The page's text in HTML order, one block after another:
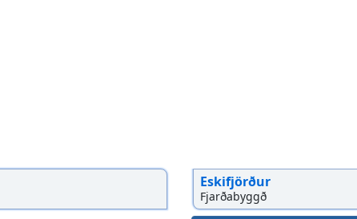
Eskifjörður
Fjarðabyggð